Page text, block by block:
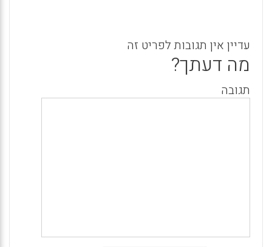
עדיין אין תגובות לפריט זה
מה דעתך?
תגובה